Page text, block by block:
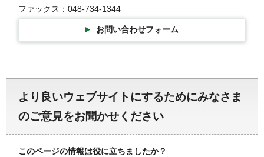
ファックス：048-734-1344
お問い合わせフォーム
より良いウェブサイトにするためにみなさま
のご意見をお聞かせください
このページの情報は役に立ちましたか？